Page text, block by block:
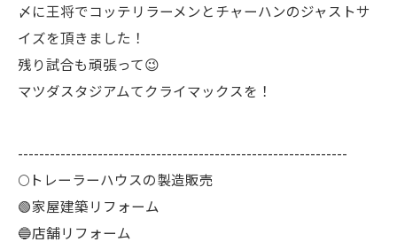
〆に王将でコッテリラーメンとチャーハンのジャストサ
イズを頂きました！
残り試合も頑張って😉
マツダスタジアムてクライマックスを！
--------------------------------------------------------------
🌕️トレーラーハウスの製造販売
🟢家屋建築リフォーム
🔵店舗リフォーム